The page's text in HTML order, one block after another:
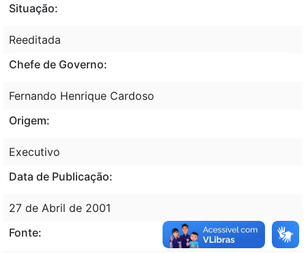
Situação:
Reeditada
Chefe de Governo:
Fernando Henrique Cardoso
Origem:
Executivo
Data de Publicação:
27 de Abril de 2001
Fonte: